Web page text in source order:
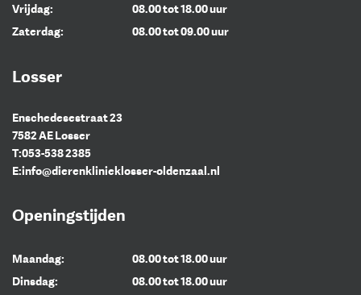
Vrijdag:
Zaterdag:
08.00 tot 18.00 uur
08.00 tot 09.00 uur
Losser
Enschedesestraat 23
7582 AE Losser
T:053-538 2385
E:info@dierenklinieklosser-oldenzaal.nl
Openingstijden
Maandag:
Dinsdag:
08.00 tot 18.00 uur
08.00 tot 18.00 uur